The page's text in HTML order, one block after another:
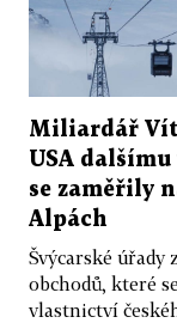
Miliardář
USA
se zaměřily
Alpách
Švýcarské
obchodů, které
vlastnictví